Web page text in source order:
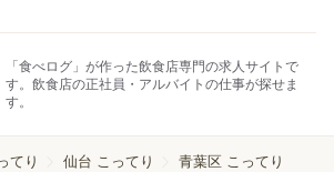
「食べログ」が作った飲食店専門の求人サイトで
す。飲食店の正社員・アルバイトの仕事が探せま
す。
てり 仙台 こってり 青葉区 こってり